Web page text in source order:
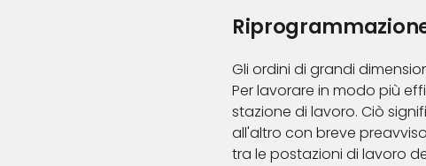
Gli ordini di grandi
Per lavorare in modo più
stazione di lavoro. Ciò
all'altro con breve
tra le postazioni di lavoro